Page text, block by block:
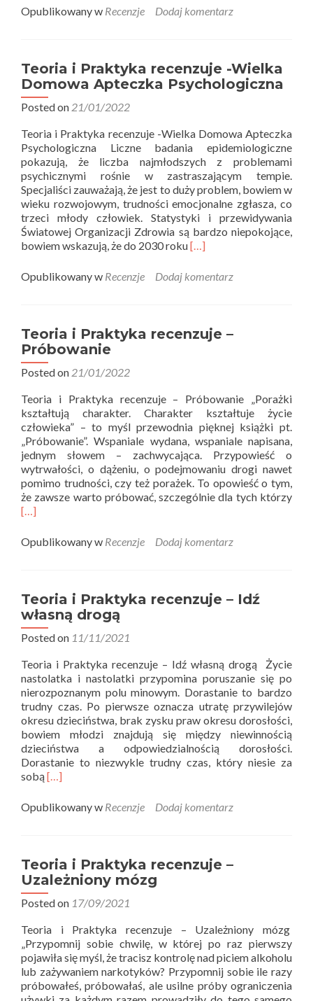
about
Teoria
recenzuje
–
Borderline.
Życie
krawędzi.
Opublikowany w Recenzje Dodaj komentarz
Teoria i Praktyka recenzuje -Wielka
Domowa Apteczka Psychologiczna
Posted on 21/01/2022
Teoria i Praktyka recenzuje -Wielka Domowa Apteczka
Psychologiczna Liczne badania epidemiologiczne
pokazują, że liczba najmłodszych z problemami
psychicznymi rośnie w zastraszającym tempie.
Specjaliści zauważają, że jest to duży problem, bowiem w
wieku rozwojowym, trudności emocjonalne zgłasza, co
trzeci młody człowiek. Statystyki i przewidywania
Światowej Organizacji Zdrowia są bardzo niepokojące,
bowiem wskazują, że do 2030 rokuRead
about
recenzuje
-
Psychologiczna
[…]
Opublikowany w Recenzje Dodaj komentarz
Teoria i Praktyka recenzuje –
Próbowanie
Posted on 21/01/2022
Teoria i Praktyka recenzuje – Próbowanie „Porażki
kształtują charakter. Charakter kształtuje życie
człowieka” – to myśl przewodnia pięknej książki pt.
„Próbowanie”. Wspaniale wydana, wspaniale napisana,
jednym słowem – zachwycająca. Przypowieść o
wytrwałości, o dążeniu, o podejmowaniu drogi nawet
pomimo trudności, czy też porażek. To opowieść o tym,
że zawsze warto próbować, szczególnie dla tych którzy
[…]
Opublikowany w Recenzje Dodaj komentarz
Teoria i Praktyka recenzuje – Idź
własną drogą
Posted on 11/11/2021
Teoria i Praktyka recenzuje – Idź własną drogą Życie
nastolatka i nastolatki przypomina poruszanie się po
nierozpoznanym polu minowym. Dorastanie to bardzo
trudny czas. Po pierwsze oznacza utratę przywilejów
okresu dzieciństwa, brak zysku praw okresu dorosłości,
bowiem młodzi znajdują się między niewinnością
dzieciństwa a odpowiedzialnością dorosłości.
Dorastanie to niezwykle trudny czas, który niesie za
sobąRead
about
recenzuje
–
Idź
własną
[…]
Opublikowany w Recenzje Dodaj komentarz
Teoria i Praktyka recenzuje –
Uzależniony mózg
Posted on 17/09/2021
Teoria i Praktyka recenzuje – Uzależniony mózg
„Przypomnij sobie chwilę, w której po raz pierwszy
pojawiła się myśl, że tracisz kontrolę nad piciem alkoholu
lub zażywaniem narkotyków? Przypomnij sobie ile razy
próbowałeś, próbowałaś, ale usilne próby ograniczenia